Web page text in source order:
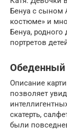
Бенуа с сыном
костюме» и
Бенуа,
портретов
Обеденный
Описание
позволяет
скатерть,
были